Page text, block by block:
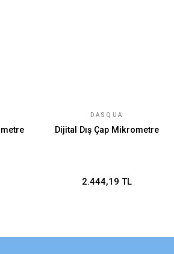
DASQUA
Dijital Dış Çap Mikrometre
2.444,19 TL